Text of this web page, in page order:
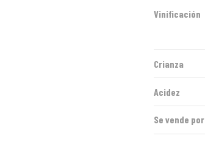
Vinificación
Crianza
Acidez
Se vende por